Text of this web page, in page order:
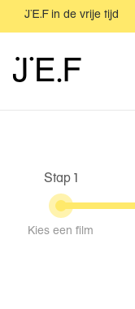
JEF in de vrije tijd
JEF
JEF
Stap 1
Kies een film